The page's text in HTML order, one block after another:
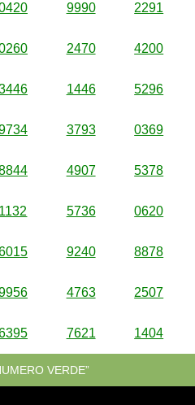
9990 2291
2470 4200
1446 5296
3793 0369
4907 5378
1132 5736 0620
9240 8878
4763 2507
7621 1404
VERDE”